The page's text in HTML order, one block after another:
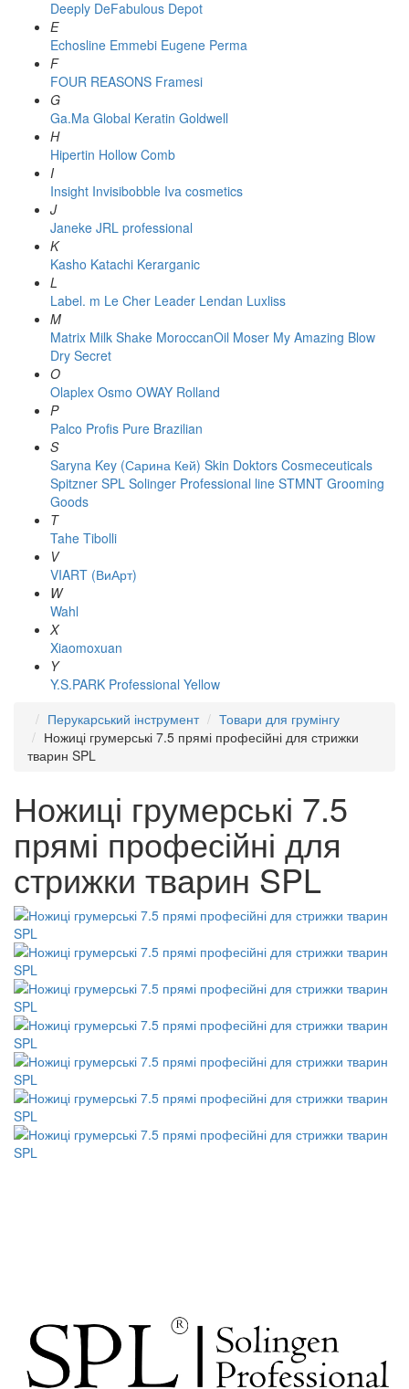
Deeply DeFabulous Depot
E
Echosline Emmebi Eugene Perma
F
FOUR REASONS Framesi
G
Ga.Ma Global Keratin Goldwell
H
Hipertin Hollow Comb
I
Insight Invisibobble Iva cosmetics
J
Janeke JRL professional
K
Kasho Katachi Kerarganic
L
Label. m Le Cher Leader Lendan Luxliss
M
Matrix Milk Shake MoroccanOil Moser My Amazing Blow
Dry Secret
O
Olaplex Osmo OWAY Rolland
P
Palco Profis Pure Brazilian
S
Saryna Key (Сарина Кей) Skin Doktors Cosmeceuticals
Spitzner SPL Solinger Professional line STMNT Grooming
Goods
T
Tahe Tibolli
V
VIART (ВиАрт)
W
Wahl
X
Xiaomoxuan
Y
Y.S.PARK Professional Yellow
Перукарський інструмент
Товари для грумінгу
Ножиці грумерські 7.5 прямі професійні для стрижки
тварин SPL
Ножиці грумерські 7.5
прямі професійні для
стрижки тварин SPL